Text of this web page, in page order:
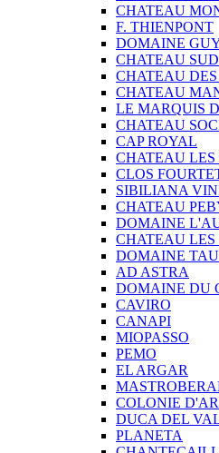
CHATEAU
F. THIENPONT
DOMAINE
CHATEAU
CHATEAU
CHATEAU
LE MARQUIS
CHATEAU
CAP ROYAL
CHATEAU
CLOS
SIBILIANA
CHATEAU
DOMAINE
CHATEAU LES
DOMAINE
AD ASTRA
DOMAINE DU
CAVIRO
CANAPI
MIOPASSO
PEMO
EL ARGAR
COLONIE
DUCA DEL
PLANETA